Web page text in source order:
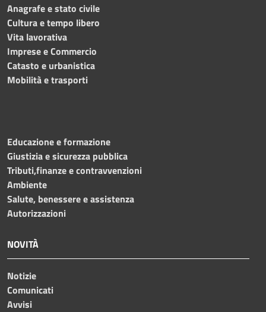
Anagrafe e stato civile
Cultura e tempo libero
Vita lavorativa
Imprese e Commercio
Catasto e urbanistica
Mobilità e trasporti
Educazione e formazione
Giustizia e sicurezza pubblica
Tributi,finanze e contravvenzioni
Ambiente
Salute, benessere e assistenza
Autorizzazioni
NOVITÀ
Notizie
Comunicati
Avvisi